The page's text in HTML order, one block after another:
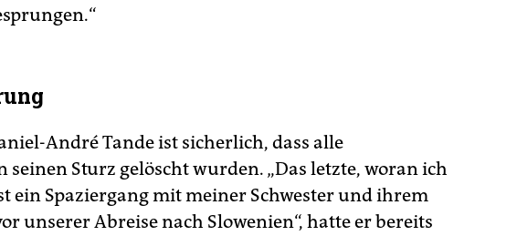
André Tande ist sicherlich, dass alle
Sturz gelöscht wurden. „Das letzte, woran ich
ein Spaziergang mit meiner Schwester und ihrem
unserer Abreise nach Slowenien“, hatte er bereits